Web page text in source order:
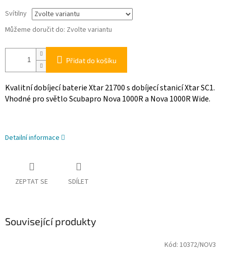
Svítilny
Můžeme doručit do: Zvolte variantu
Přidat do košíku
Kvalitní dobíjecí baterie Xtar 21700 s dobíjecí stanicí Xtar SC1.
Vhodné pro světlo Scubapro Nova 1000R a Nova 1000R Wide.
Detailní informace
ZEPTAT SE SDÍLET
Související produkty
Kód: 10372/NOV3